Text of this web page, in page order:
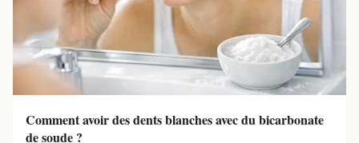
Comment avoir des dents blanches avec du bicarbonate
de soude ?